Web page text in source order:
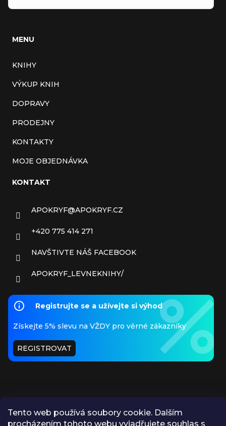
Tento web používá soubory cookie. Dalším
procházením tohoto webu vyjadřujete souhlas s
MENU
KNIHY
VÝKUP KNIH
DOPRAVY
PRODEJNY
KONTAKTY
MOJE OBJEDNÁVKA
KONTAKT
APOKRYF@APOKRYF.CZ
+420 775 414 271
NAVŠTIVTE NÁŠ FACEBOOK
APOKRYF_LEVNEKNIHY/
Registrujte se a užívejte si výhod
Získejte 5% slevu na VŽDY pro věrné zákazníky
REGISTROVAT